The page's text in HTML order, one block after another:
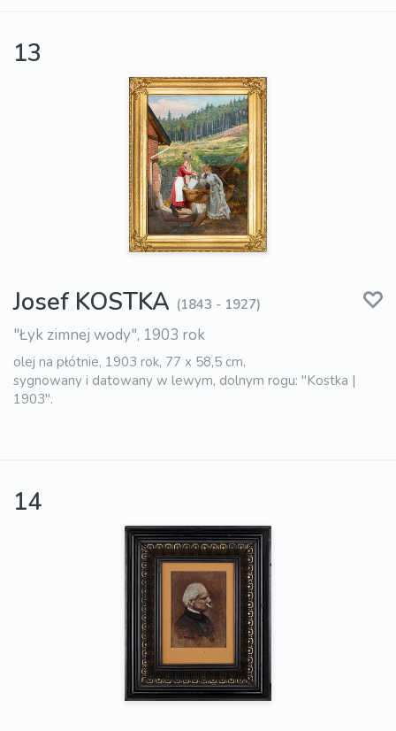
13
Josef KOSTKA (1843 - 1927)
"Łyk zimnej wody", 1903 rok
olej na płótnie, 1903 rok, 77 x 58,5 cm,
sygnowany i datowany w lewym, dolnym rogu: "Kostka |
1903".
14